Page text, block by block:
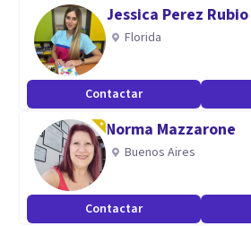
trastorno de pánico, obsesivo
Trabajo principalmente con
y adulta mayor.
Aptitudes
Responsable, analítico, empático,
Jessica Perez Rubio
Florida
Contactar
Norma Mazzarone
Buenos Aires
Contactar